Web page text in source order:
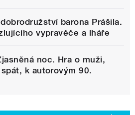
barona Prášila.
vypravěče a lháře
noc. Hra o muži,
k autorovým 90.